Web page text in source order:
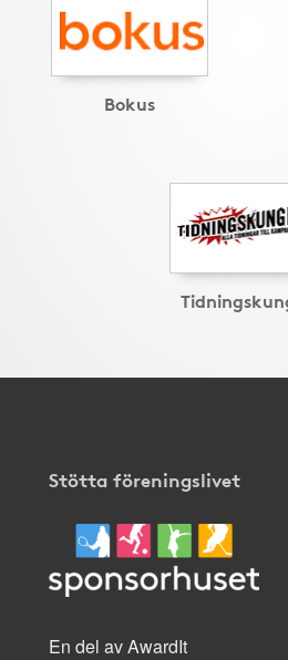
Bokus
Stötta föreningslivet
En del av AwardIt